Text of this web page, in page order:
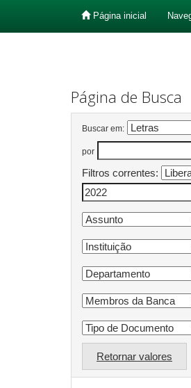
Página inicial
Página de Busca
Buscar em:
por
Filtros correntes:
Retornar valores